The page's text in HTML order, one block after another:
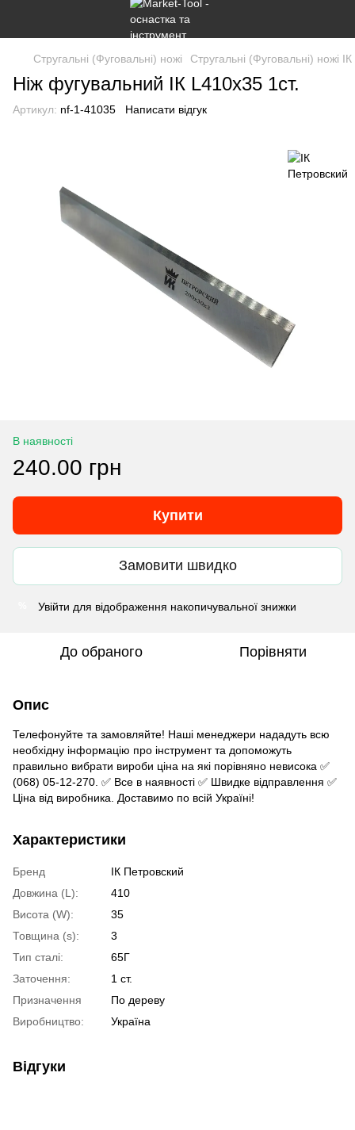
Стругальні (Фуговальні) ножі Стругальні (Фуговальні) ножі
Ніж фугувальний ІК L410x35 1ст.
Артикул: nf-1-41035 Написати відгук
В наявності
240.00 грн
Купити
Замовити швидко
Увійти для відображення накопичувальної знижки
До обраного Порівняти
Опис
Телефонуйте та замовляйте! Наші менеджери нададуть всю
необхідну інформацію про інструмент та допоможуть
правильно вибрати вироби ціна на які порівняно невисока ✅
(068) 05-12-270. ✅ Все в наявності ✅ Швидке відправлення ✅
Ціна від виробника. Доставимо по всій Україні!
Характеристики
Бренд
ІК Петровский
Довжина (L):
410
Висота (W):
35
Товщина (s):
3
Тип сталі:
65Г
Заточення:
1 ст.
Призначення
По дереву
Виробництво:
Україна
Відгуки